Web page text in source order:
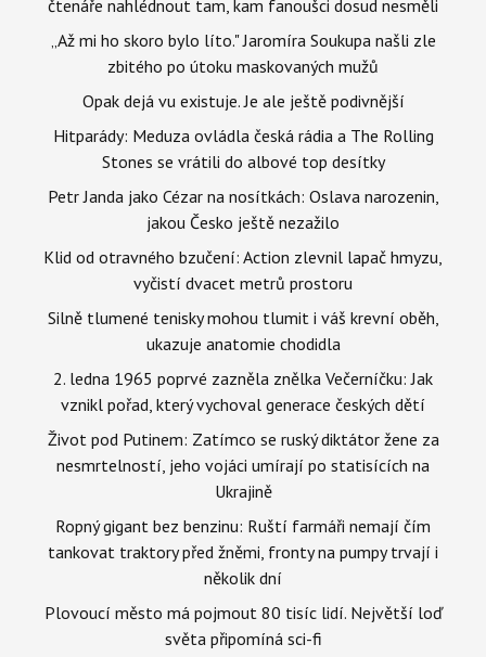
čtenáře nahlédnout tam, kam fanoušci dosud nesměli
„Až mi ho skoro bylo líto." Jaromíra Soukupa našli zle
zbitého po útoku maskovaných mužů
Opak dejá vu existuje. Je ale ještě podivnější
Hitparády: Meduza ovládla česká rádia a The Rolling
Stones se vrátili do albové top desítky
Petr Janda jako Cézar na nosítkách: Oslava narozenin,
jakou Česko ještě nezažilo
Klid od otravného bzučení: Action zlevnil lapač hmyzu,
vyčistí dvacet metrů prostoru
Silně tlumené tenisky mohou tlumit i váš krevní oběh,
ukazuje anatomie chodidla
2. ledna 1965 poprvé zazněla znělka Večerníčku: Jak
vznikl pořad, který vychoval generace českých dětí
Život pod Putinem: Zatímco se ruský diktátor žene za
nesmrtelností, jeho vojáci umírají po statisících na
Ukrajině
Ropný gigant bez benzinu: Ruští farmáři nemají čím
tankovat traktory před žněmi, fronty na pumpy trvají i
několik dní
Plovoucí město má pojmout 80 tisíc lidí. Největší loď
světa připomíná sci-fi